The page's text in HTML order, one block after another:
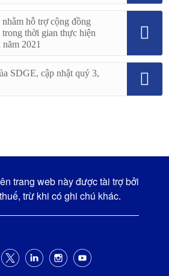
hỗ trợ cộng đồng
thời gian thực hiện
2021
SDGE, cập nhật quý 3,
trang web này được tài trợ bởi
trừ khi có ghi chú khác.